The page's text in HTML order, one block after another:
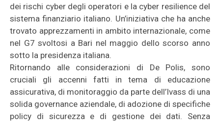
dei rischi cyber degli operatori e la cyber resilience del
sistema finanziario italiano. Un’iniziativa che ha anche
trovato apprezzamenti in ambito internazionale, come
nel G7 svoltosi a Bari nel maggio dello scorso anno
sotto la presidenza italiana.
Ritornando alle considerazioni di De Polis, sono
cruciali gli accenni fatti in tema di educazione
assicurativa, di monitoraggio da parte dell’Ivass di una
solida governance aziendale, di adozione di specifiche
policy di sicurezza e di gestione dei dati. Senza